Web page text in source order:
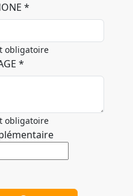
*
obligatoire
*
obligatoire